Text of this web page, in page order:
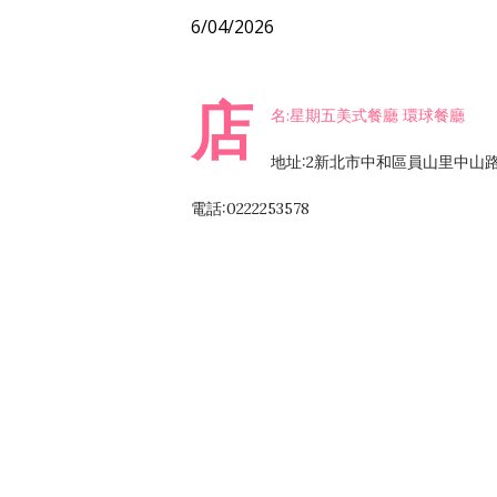
6/04/2026
店 名:星期五美式餐廳 環球餐廳
地址:2新北市中和區員山里中山
電話:0222253578